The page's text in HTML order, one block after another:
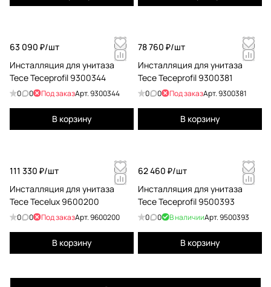
63 090 ₽/шт
Инсталляция для унитаза
Tece Teceprofil 9300344
0 0 Под заказАрт.9300344
В корзину
78 760 ₽/шт
Инсталляция для унитаза
Tece Teceprofil 9300381
0 0 Под заказАрт.9300381
В корзину
111 330 ₽/шт
Инсталляция для унитаза
Tece Tecelux 9600200
0 0 Под заказАрт.9600200
В корзину
62 460 ₽/шт
Инсталляция для унитаза
Tece Teceprofil 9500393
0 0 В наличииАрт.9500393
В корзину